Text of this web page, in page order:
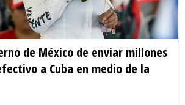
de México de enviar millones
a Cuba en medio de la